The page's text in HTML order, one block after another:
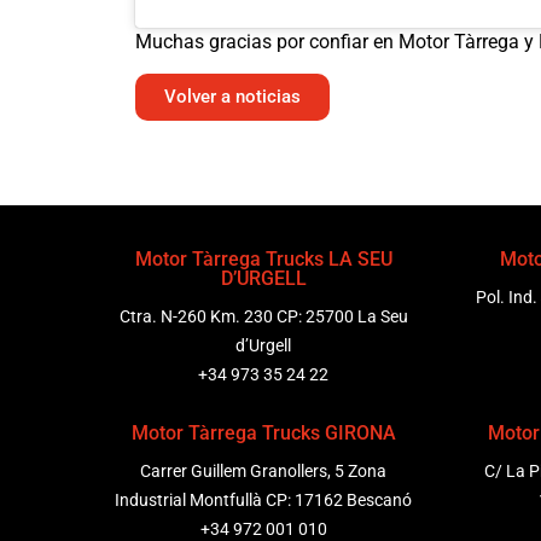
Muchas gracias por confiar en Motor Tàrrega y
Volver a noticias
Motor Tàrrega Trucks LA SEU
D’URGELL
Ctra. N-260 Km. 230 CP: 25700 La Seu
d’Urgell
+34 973 35 24 22
Pol. Ind.
Motor Tàrrega Trucks GIRONA
Carrer Guillem Granollers, 5 Zona
Industrial Montfullà CP: 17162 Bescanó
+34 972 001 010
C/ La